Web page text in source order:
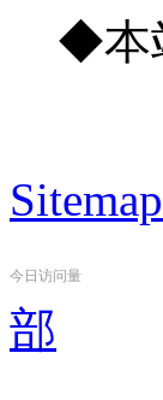
◆本
Sitemap
今日访问量
部